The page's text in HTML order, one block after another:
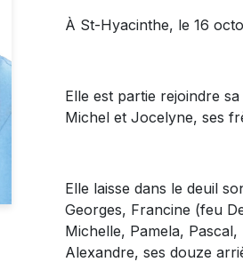
À St-Hyacinthe, le 16
Elle est partie rejoindre
Michel et Jocelyne, ses
Elle laisse dans le deuil
Georges, Francine (feu
Michelle, Pamela,
Alexandre, ses douze